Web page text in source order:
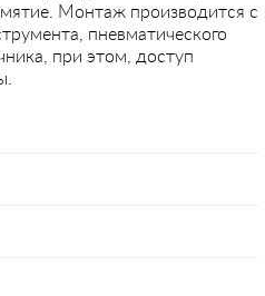
Монтаж производится с
пневматического
при этом, доступ